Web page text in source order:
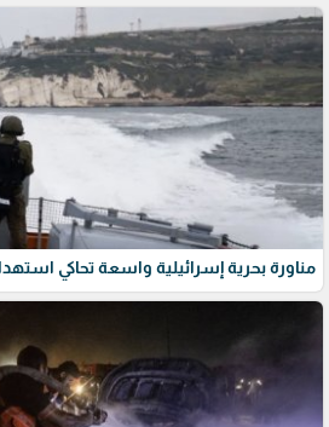
مناورة بحرية إسرائيلية واسعة تحاكي